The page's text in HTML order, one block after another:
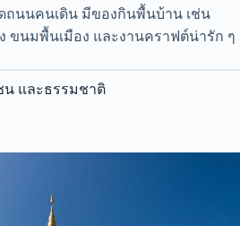
ถนนคนเดิน มีของกินพื้นบ้าน เช่น
ขนมพื้นเมือง และงานคราฟต์น่ารัก ๆ
น และธรรมชาติ